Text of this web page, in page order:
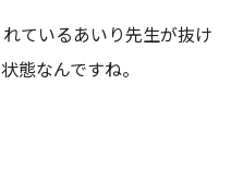
ているあいり先生が抜け
態なんですね。